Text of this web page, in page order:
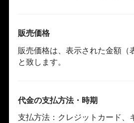
販売価格
販売価格は、表示された金額（
と致します。
代金の支払方法・時期
支払方法：クレジットカード、